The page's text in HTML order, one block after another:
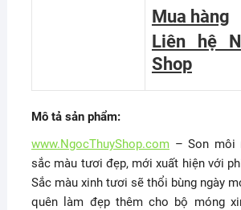
Mua hàng
Liên hệ
Shop
Mô tả sản phẩm:
www.NgocThuyShop.com– Son môi
sắc màu tươi đẹp, mới xuất hiện với
Sắc màu xinh tươi sẽ thổi bùng ngày
quên làm đẹp thêm cho bộ móng